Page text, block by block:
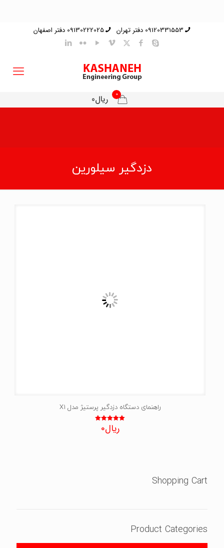
09120331553 دفتر تهران 09130222025 دفتر اصفهان
0 ریال0
دزدگیر سیلورین
راهنمای دستگاه دزدگیر پرستیژ مدل X1
نمره
5.00
ریال0
Shopping Cart
Product Categories